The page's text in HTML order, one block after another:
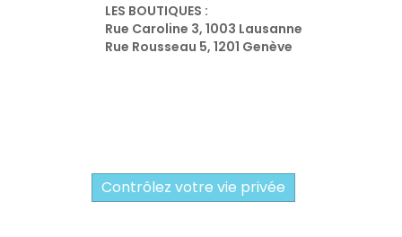
LES BOUTIQUES :
Rue Caroline 3, 1003 Lausanne
Rue Rousseau 5, 1201 Genève
Contrôlez votre vie privée